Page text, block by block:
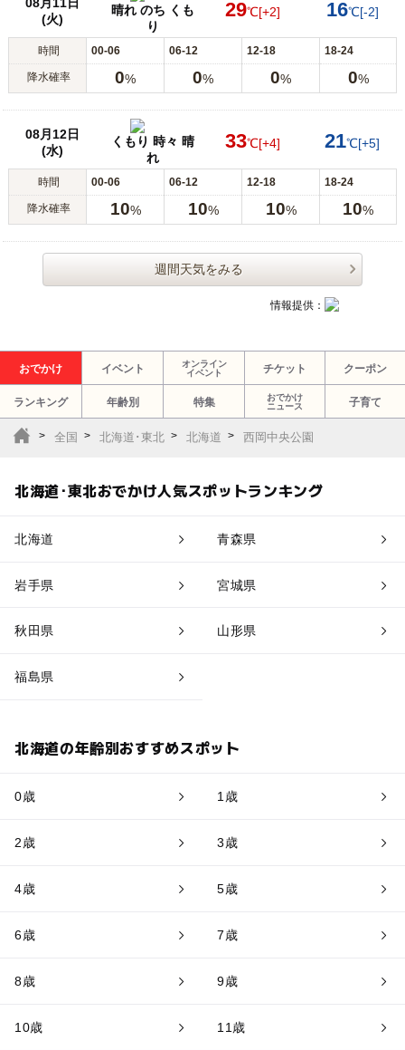
08月11日
(火)
晴れ のち くも
り
29℃[+2] 16℃[-2]
時間 00-06 06-12 12-18 18-24
降水確率 0% 0% 0% 0%
08月12日
(水)
くもり 時々 晴
れ
33℃[+4] 21℃[+5]
時間 00-06 06-12 12-18 18-24
降水確率 10% 10% 10% 10%
週間天気をみる
情報提供：
おでかけ イベント
オンライン
イベント
チケット クーポン
ランキング 年齢別 特集
おでかけ
ニュース
子育て
全国 北海道･東北 北海道 西岡中央公園
北海道･東北おでかけ人気スポットランキング
北海道 青森県
岩手県 宮城県
秋田県 山形県
福島県
北海道の年齢別おすすめスポット
0歳 1歳
2歳 3歳
4歳 5歳
6歳 7歳
8歳 9歳
10歳 11歳